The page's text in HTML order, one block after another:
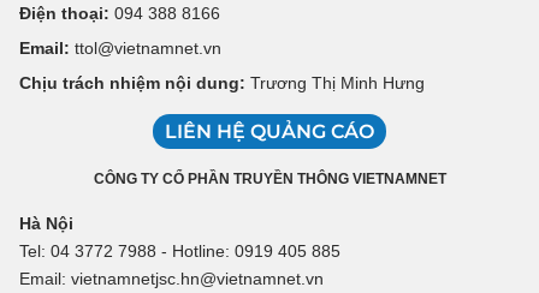
Điện thoại: 094 388 8166
Email: ttol@vietnamnet.vn
Chịu trách nhiệm nội dung: Trương Thị Minh Hưng
LIÊN HỆ QUẢNG CÁO
CÔNG TY CỔ PHẦN TRUYỀN THÔNG VIETNAMNET
Hà Nội
Tel: 04 3772 7988 - Hotline: 0919 405 885
Email: vietnamnetjsc.hn@vietnamnet.vn